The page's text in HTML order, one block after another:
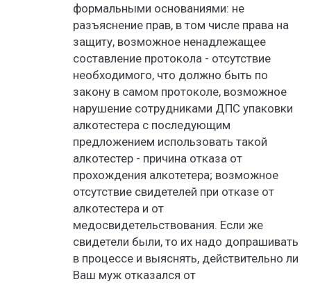
формальными основаниями: не
разъяснение прав, в том числе права на
защиту, возможное ненадлежащее
составление протокола - отсутствие
необходимого, что должно быть по
закону в самом протоколе, возможное
нарушение сотрудниками ДПС упаковки
алкотестера с последующим
предложением использовать такой
алкотестер - причина отказа от
прохождения алкотетера; возможное
отсутствие свидетелей при отказе от
алкотестера и от
медосвидетельствования. Если же
свидетели были, то их надо допрашивать
в процессе и выяснять, действительно ли
Ваш муж отказался от